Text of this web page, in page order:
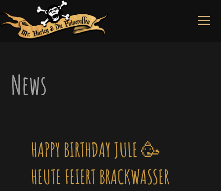
to
content
News
HAPPY BIRTHDAY JULE 🥳
HEUTE FEIERT BRACKWASSER